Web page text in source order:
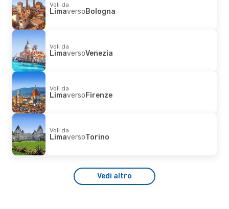
Voli da
LimaversoBologna
Voli da
LimaversoVenezia
Voli da
LimaversoFirenze
Voli da
LimaversoTorino
Vedi altro